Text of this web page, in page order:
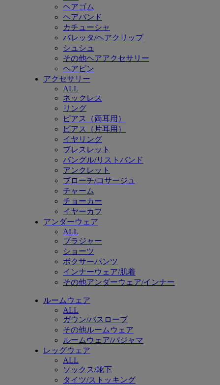
ヘアゴム
ヘアバンド
カチューシャ
バレッタ/ヘアクリップ
シュシュ
その他ヘアアクセサリー
ヘアピン
アクセサリー
ALL
ネックレス
リング
ピアス（両耳用）
ピアス（片耳用）
イヤリング
ブレスレット
バングル/リストバンド
アンクレット
ブローチ/コサージュ
チャーム
チョーカー
イヤーカフ
アンダーウェア
ALL
ブラジャー
ショーツ
ボクサーパンツ
インナーウェア/肌着
その他アンダーウェア/インナー
ルームウェア
ALL
ガウン/バスローブ
その他ルームウェア
ルームウェア/パジャマ
レッグウェア
ALL
ソックス/靴下
タイツ/ストッキング